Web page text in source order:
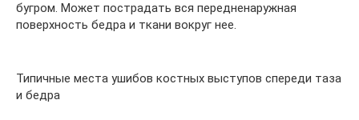
бугром. Может пострадать вся передненаружная
поверхность бедра и ткани вокруг нее.
Типичные места ушибов костных выступов спереди таза
и бедра